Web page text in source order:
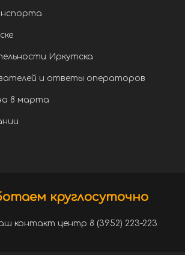
Иркутска
и ответы операторов
8 марта
круглосуточно
контакт центр 8 (3952) 223-223